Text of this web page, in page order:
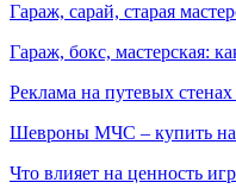
Гараж, сарай, старая
Гараж, бокс, мастерская:
Реклама на путевых
Шевроны МЧС – купить
Что влияет на ценность